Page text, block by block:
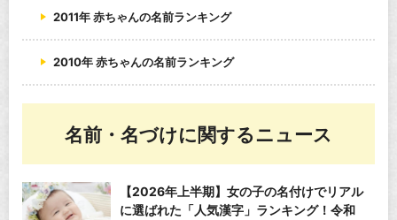
2011年 赤ちゃんの名前ランキング
2010年 赤ちゃんの名前ランキング
名前・名づけに関するニュース
【2026年上半期】女の子の名付けでリアル
に選ばれた「人気漢字」ランキング！令和